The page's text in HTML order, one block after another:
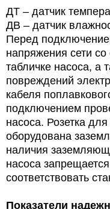
ДТ – датчик
ДВ – датчик
Перед
напряжения сети
табличке насоса, а
повреждений
кабеля
подключением
насоса. Розетка
оборудована
наличия
насоса
соответствовать
Показатели